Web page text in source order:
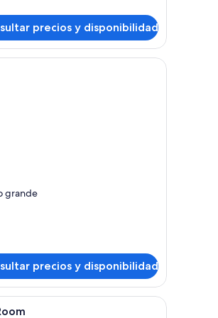
precios y disponibilidad
Una habitación de hotel moderna con una
grande
precios y disponibilidad
pantalla plana, suelo de madera y pared de
Una habitación de hotel moderna con una